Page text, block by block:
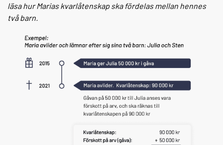
läsa hur Marias kvarlåtenskap ska fördelas mellan hennes
två barn.